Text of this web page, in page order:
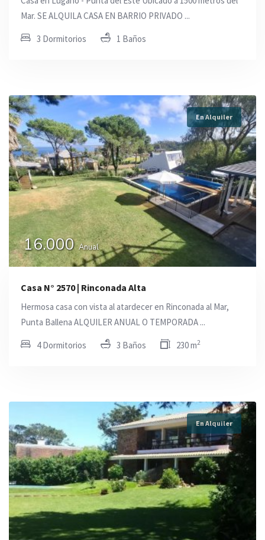
Mar. SE ALQUILA CASA EN BARRIO PRIVADO ...
3 Dormitorios 1 Baños
En Alquiler
16.000Anual
Casa N° 2570 | Rinconada Alta
Hermosa casa con vista al atardecer en Rinconada al Mar,
Punta Ballena ALQUILER ANUAL O TEMPORADA ...
4 Dormitorios 3 Baños 230 m2
En Alquiler